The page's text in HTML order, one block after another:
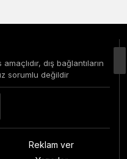
dış bağlantıların
sorumlu değildir
Reklam ver